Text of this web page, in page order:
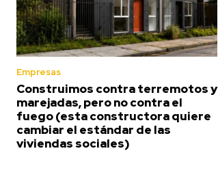
Empresas
Construimos contra terremotos y
marejadas, pero no contra el
fuego (esta constructora quiere
cambiar el estándar de las
viviendas sociales)